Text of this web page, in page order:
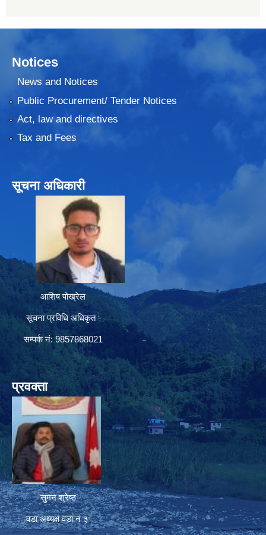
Notices
News and Notices
Public Procurement/ Tender Notices
Act, law and directives
Tax and Fees
सूचना अधिकारी
आशिष पोख्रेल
सूचना प्रविधि अधिकृत
सम्पर्क नं: 9857868021
प्रवक्ता
सुमन श्रेष्ठ
वडा अध्यक्ष वडा नं ३